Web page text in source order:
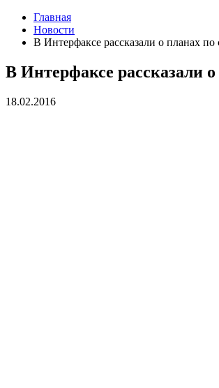
Главная
Новости
В Интерфаксе рассказали о планах
В Интерфаксе рассказали
18.02.2016